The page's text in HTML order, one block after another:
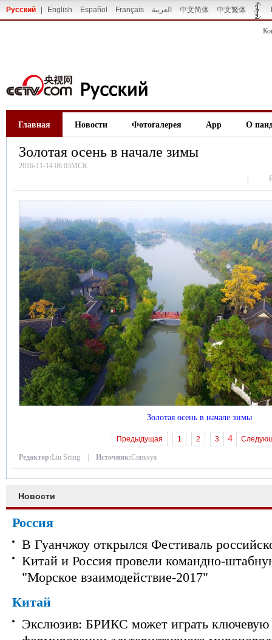
Русский English Español Français العربية 中文简体 中文繁体
Главная Новости Фотогалерея App О
Золотая осень в начале зимы
2016-11-14 06:03МСК
Золотая осень в начале зимы
Предыдущая 1 2 3 4
Редактор:Liu Siting | Источник:Синьхуа
Новости
Россия
В Гуанчжоу открылся Фестиваль
Китай и Россия провели командно-
"Морское взаимодействие-2017"
Китай
Экслюзив: БРИКС может играть ключевую